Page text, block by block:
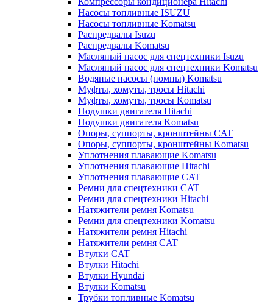
Насосы топливные ISUZU
Насосы топливные Komatsu
Распредвалы Isuzu
Распредвалы Komatsu
Масляный насос для спецтехники Isuzu
Масляный насос для спецтехники Komatsu
Водяные насосы (помпы) Komatsu
Муфты, хомуты, тросы Hitachi
Муфты, хомуты, тросы Komatsu
Подушки двигателя Hitachi
Подушки двигателя Komatsu
Опоры, суппорты, кронштейны CAT
Опоры, суппорты, кронштейны Komatsu
Уплотнения плавающие Komatsu
Уплотнения плавающие Hitachi
Уплотнения плавающие CAT
Ремни для спецтехники CAT
Ремни для спецтехники Hitachi
Натяжители ремня Komatsu
Ремни для спецтехники Komatsu
Натяжители ремня Hitachi
Натяжители ремня CAT
Втулки CAT
Втулки Hitachi
Втулки Hyundai
Втулки Komatsu
Трубки топливные Komatsu